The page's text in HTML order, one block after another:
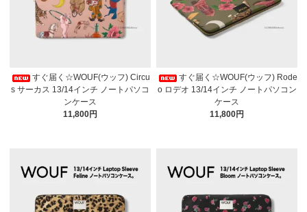
すぐ届く☆WOUF(ウッフ) Circu
s サーカス 13/14インチ ノートパソコ
ンケース
11,800円
すぐ届く☆WOUF(ウッフ) Rode
o ロデオ 13/14インチ ノートパソコン
ケース
11,800円